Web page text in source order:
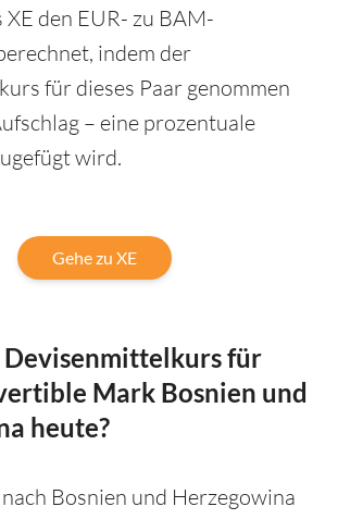
XE den EUR- zu BAM-
indem der
für dieses Paar genommen
– eine prozentuale
wird.
Gehe zu XE
Devisenmittelkurs für
Mark Bosnien und
heute?
Bosnien und Herzegowina